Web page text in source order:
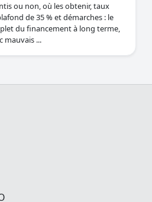
ou non, où les obtenir, taux
de 35 % et démarches : le
du financement à long terme,
mauvais ...